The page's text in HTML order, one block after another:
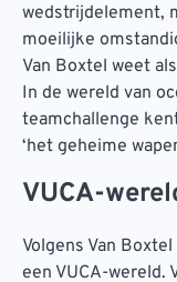
wedstrijdelement,
moeilijke
Van Boxtel weet
In de wereld van
teamchallenge
‘het geheime
VUCA-
Volgens Van
een VUCA-wereld.